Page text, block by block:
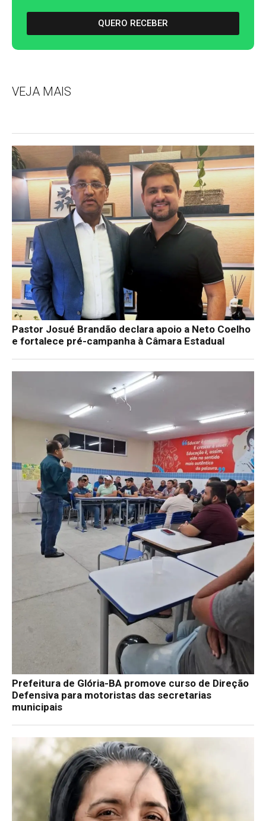
QUERO RECEBER
VEJA MAIS
Pastor Josué Brandão declara apoio a Neto Coelho
e fortalece pré-campanha à Câmara Estadual
Prefeitura de Glória-BA promove curso de Direção
Defensiva para motoristas das secretarias
municipais